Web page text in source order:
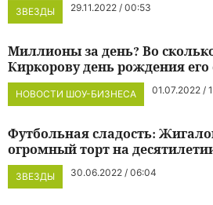
ЗВЕЗДЫ 29.11.2022 / 00:53
НОВОСТИ ШОУ-БИЗНЕСА 01.07.2022 /
Миллионы за день? Во
Киркорову день рождения
ЗВЕЗДЫ 30.06.2022 / 06:04
Футбольная сладость:
огромный торт на